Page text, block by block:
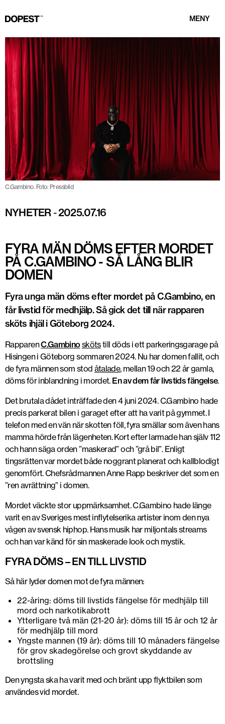
MENY
C.Gambino. Foto: Pressbild
NYHETER-2025.07.16
FYRA MÄN DÖMS EFTER MORDET
PÅ C.GAMBINO - SÅ LÅNG BLIR
DOMEN
Fyra unga män döms efter mordet på C.Gambino, en
får livstid för medhjälp. Så gick det till när rapparen
sköts ihjäl i Göteborg 2024.
RapparenC.Gambinoskötstill döds i ett parkeringsgarage på
Hisingen i Göteborg sommaren 2024. Nu har domen fallit, och
de fyra männen som stod åtalade, mellan 19 och 22 år gamla,
döms för inblandning i mordet. En av dem får livstids fängelse.
Det brutala dådet inträffade den 4 juni 2024. C.Gambino hade
precis parkerat bilen i garaget efter att ha varit på gymmet. I
telefon med en vän när skotten föll, fyra smällar som även hans
mamma hörde från lägenheten. Kort efter larmade han själv 112
och hann säga orden ”maskerad” och ”grå bil”. Enligt
tingsrätten var mordet både noggrant planerat och kallblodigt
genomfört. Chefsrådmannen Anne Rapp beskriver det som en
”ren avrättning” i domen.
Mordet väckte stor uppmärksamhet. C.Gambino hade länge
varit en av Sveriges mest inflytelserika artister inom den nya
vågen av svensk hiphop. Hans musik har miljontals streams
och han var känd för sin maskerade look och mystik.
FYRA DÖMS – EN TILL LIVSTID
Så här lyder domen mot de fyra männen:
22-åring: döms till livstids fängelse för medhjälp till
mord och narkotikabrott
Ytterligare två män (21-20 år): döms till 15 år och 12 år
för medhjälp till mord
Yngste mannen (19 år): döms till 10 månaders fängelse
för grov skadegörelse och grovt skyddande av
brottsling
Den yngsta ska ha varit med och bränt upp flyktbilen som
användes vid mordet.